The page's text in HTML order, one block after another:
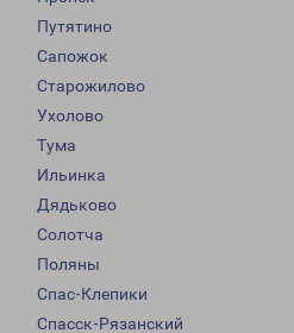
Путятино
Сапожок
Старожилово
Ухолово
Тума
Ильинка
Дядьково
Солотча
Поляны
Спас-Клепики
Спасск-Рязанский